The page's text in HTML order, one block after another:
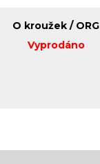
O kroužek / ORG
Vyprodáno